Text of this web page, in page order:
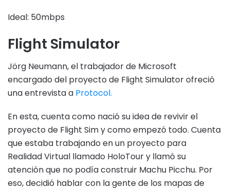
Ideal: 50mbps
Flight Simulator
Jörg Neumann, el trabajador de Microsoft
encargado del proyecto de Flight Simulator ofreció
una entrevista a Protocol.
En esta, cuenta como nació su idea de revivir el
proyecto de Flight Sim y como empezó todo. Cuenta
que estaba trabajando en un proyecto para
Realidad Virtual llamado HoloTour y llamó su
atención que no podía construir Machu Picchu. Por
eso, decidió hablar con la gente de los mapas de